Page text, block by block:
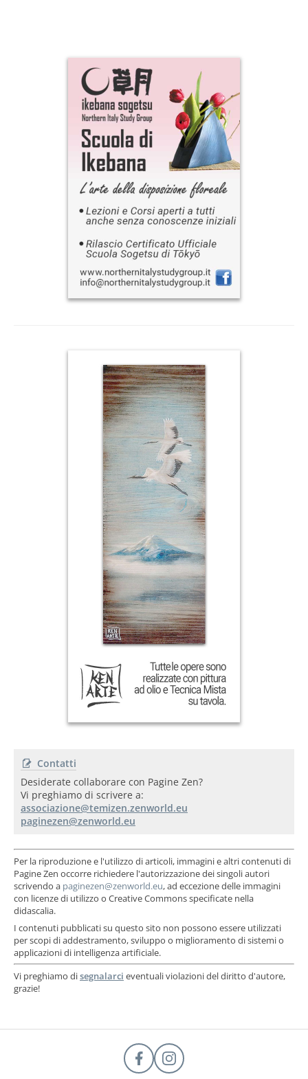
Contatti
Desiderate collaborare con Pagine Zen?
Vi preghiamo di scrivere a:
Per la riproduzione e l'utilizzo di articoli, immagini e altri contenuti di
Pagine Zen occorre richiedere l'autorizzazione dei singoli autori
scrivendo a
, ad eccezione delle immagini
con licenze di utilizzo o Creative Commons specificate nella
didascalia.
I contenuti pubblicati su questo sito non possono essere utilizzati
per scopi di addestramento, sviluppo o miglioramento di sistemi o
applicazioni di intelligenza artificiale.
Vi preghiamo disegnalarci eventuali violazioni del diritto d'autore,
grazie!